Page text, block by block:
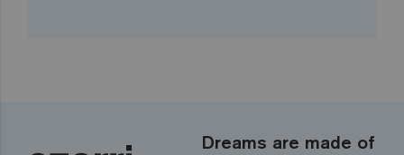
Dreams are made of